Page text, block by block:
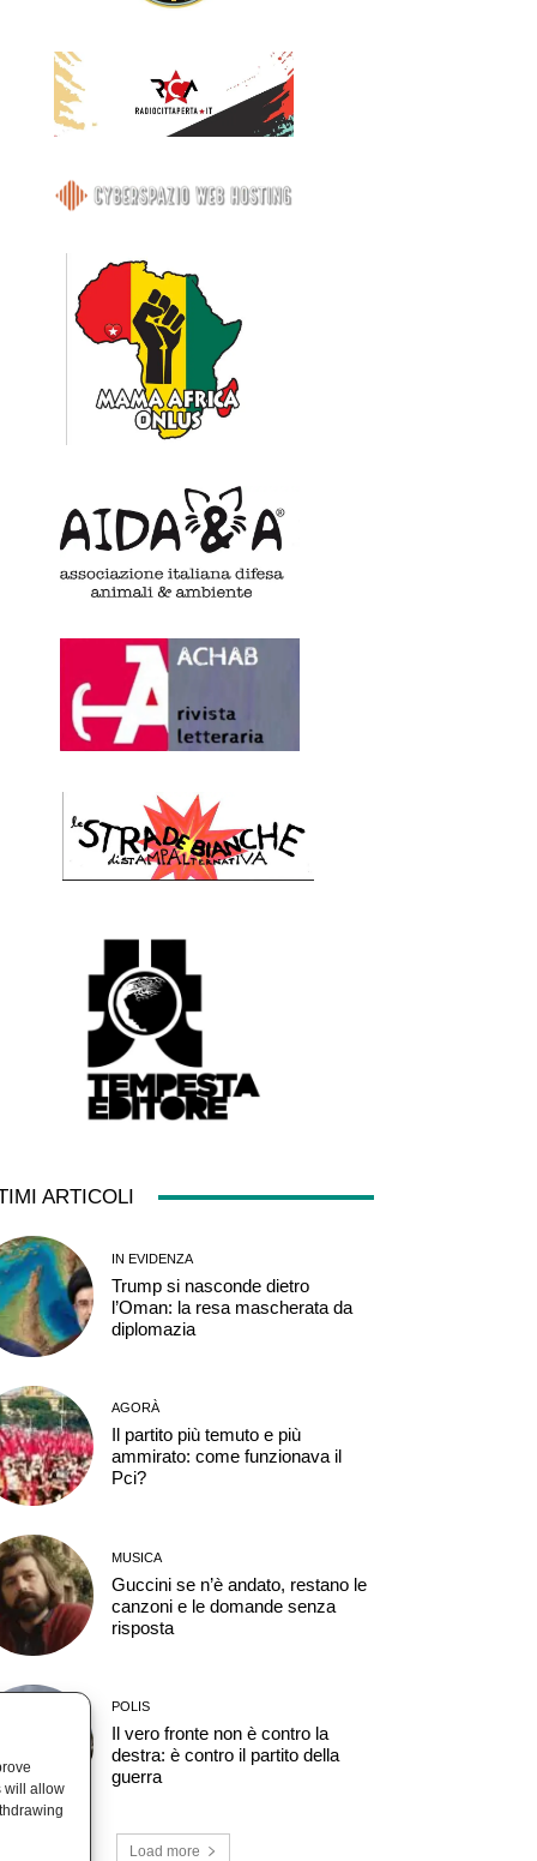
will allow
ARTICOLI
IN EVIDENZA
Trump si nasconde dietro
l’Oman: la resa mascherata da
diplomazia
AGORÀ
Il partito più temuto e più
ammirato: come funzionava il
Pci?
MUSICA
Guccini se n’è andato, restano le
canzoni e le domande senza
risposta
POLIS
Il vero fronte non è contro la
destra: è contro il partito della
guerra
Load more